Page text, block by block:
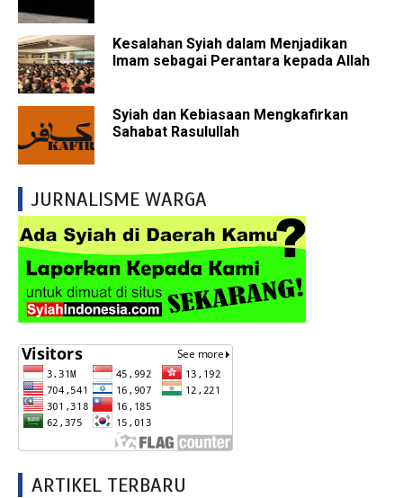
Kesalahan Syiah dalam Menjadikan
Imam sebagai Perantara kepada Allah
Syiah dan Kebiasaan Mengkafirkan
Sahabat Rasulullah
JURNALISME WARGA
ARTIKEL TERBARU